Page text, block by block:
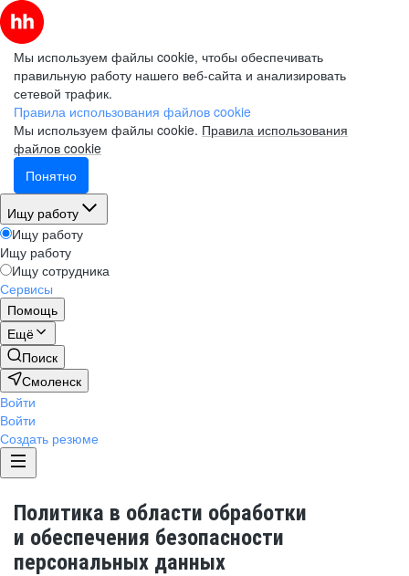
Мы используем файлы cookie, чтобы обеспечивать
правильную работу нашего веб-сайта и анализировать
сетевой трафик.
Правила использования файлов cookie
Мы используем файлы cookie. Правила использования
файлов cookie
Понятно
Ищу работу
Ищу работу
Ищу работу
Ищу сотрудника
Сервисы
Помощь
Ещё
Поиск
Смоленск
Войти
Войти
Создать резюме
Политика в области обработки
и обеспечения безопасности
персональных данных